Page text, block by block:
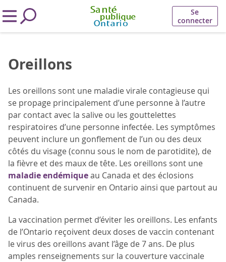
Se
connecter
Oreillons
Les oreillons sont une maladie virale contagieuse qui
se propage principalement d’une personne à l’autre
par contact avec la salive ou les gouttelettes
respiratoires d’une personne infectée. Les symptômes
peuvent inclure un gonflement de l’un ou des deux
côtés du visage (connu sous le nom de parotidite), de
la fièvre et des maux de tête. Les oreillons sont une
maladie endémiqueau Canada et des éclosions
continuent de survenir en Ontario ainsi que partout au
Canada.
La vaccination permet d’éviter les oreillons. Les enfants
de l’Ontario reçoivent deux doses de vaccin contenant
le virus des oreillons avant l’âge de 7 ans. De plus
amples renseignements sur la couverture vaccinale